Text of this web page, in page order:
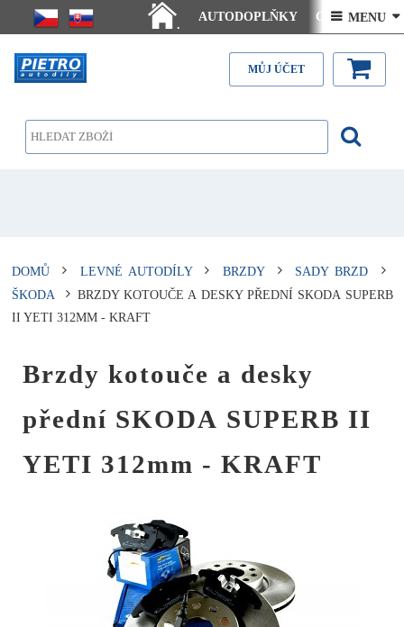
.
AUTODOPLŇKY Ceny doručení
Články - návody Kontakt
 MENU 
MŮJ ÚČET
DOMŮ LEVNÉ AUTODÍLY BRZDY
SADY BRZD
ŠKODA
BRZDY KOTOUČE A DESKY PŘEDNÍ SKODA SUPERB
II YETI 312MM - KRAFT
Brzdy kotouče a desky
přední SKODA SUPERB II
YETI 312mm - KRAFT